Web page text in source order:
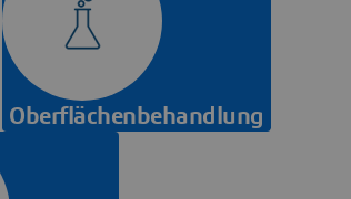
Oberflächenbehandlung